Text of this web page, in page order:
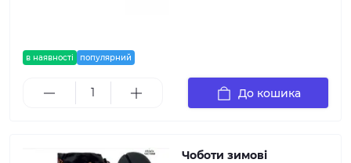
в наявності популярний
До кошика
Чоботи зимові